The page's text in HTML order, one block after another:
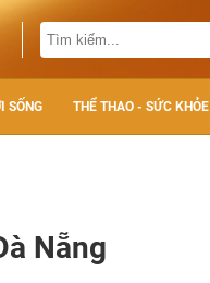
SỐNG THỂ THAO - SỨC KHỎE
Nẵng